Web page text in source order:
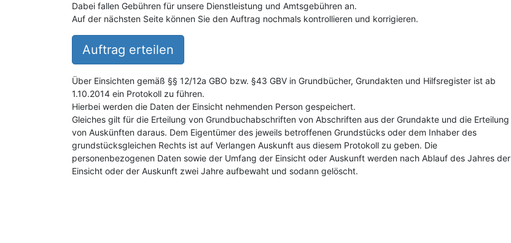
Dabei fallen Gebühren für unsere Dienstleistung und Amtsgebühren an.
Auf der nächsten Seite können Sie den Auftrag nochmals kontrollieren und korrigieren.
Auftrag erteilen
Über Einsichten gemäß §§ 12/12a GBO bzw. §43 GBV in Grundbücher, Grundakten und Hilfsregister ist ab
1.10.2014 ein Protokoll zu führen.
Hierbei werden die Daten der Einsicht nehmenden Person gespeichert.
Gleiches gilt für die Erteilung von Grundbuchabschriften von Abschriften aus der Grundakte und die Erteilung
von Auskünften daraus. Dem Eigentümer des jeweils betroffenen Grundstücks oder dem Inhaber des
grundstücksgleichen Rechts ist auf Verlangen Auskunft aus diesem Protokoll zu geben. Die
personenbezogenen Daten sowie der Umfang der Einsicht oder Auskunft werden nach Ablauf des Jahres der
Einsicht oder der Auskunft zwei Jahre aufbewaht und sodann gelöscht.